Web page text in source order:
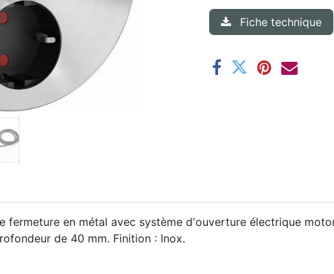
Fiche technique
fermeture en métal avec système d'ouverture électrique
de 40 mm. Finition : Inox.